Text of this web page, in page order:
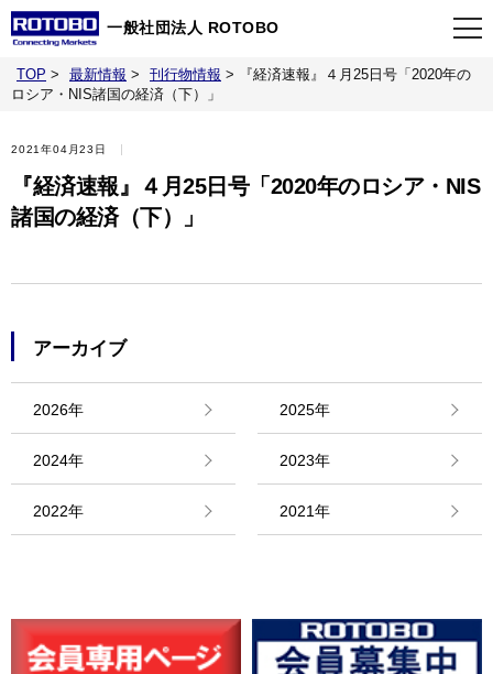
一般社団法人 ROTOBO
TOP
最新情報
当会について
刊行物
情報館
TOP > 最新情報 > 刊行物情報 >
『経済速報』４月25日号「2020年の
ロシア・NIS諸国の経済（下）」
2021年04月23日
『経済速報』４月25日号「2020年のロシア・NIS
諸国の経済（下）」
アーカイブ
2026年 2025年
2024年 2023年
2022年 2021年